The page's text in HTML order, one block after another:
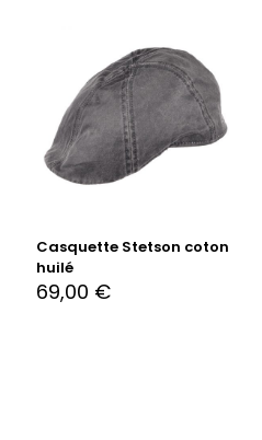
Casquette Stetson coton
huilé
69,00 €